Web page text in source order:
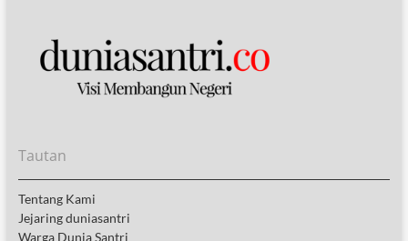
Tautan
Tentang Kami
Jejaring duniasantri
Warga Dunia Santri